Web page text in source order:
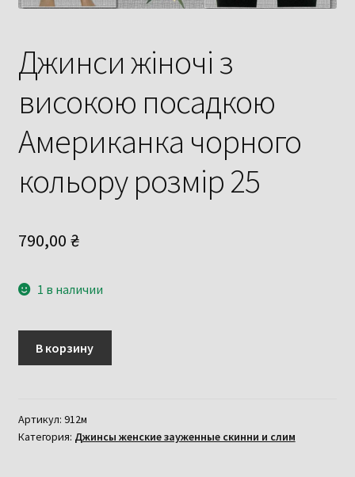
Джинси жіночі з
високою посадкою
Американка чорного
кольору розмір 25
790,00 ₴
1 в наличии
з
високою
В корзину
Артикул: 912м
Категория: Джинсы женские зауженные скинни и слим